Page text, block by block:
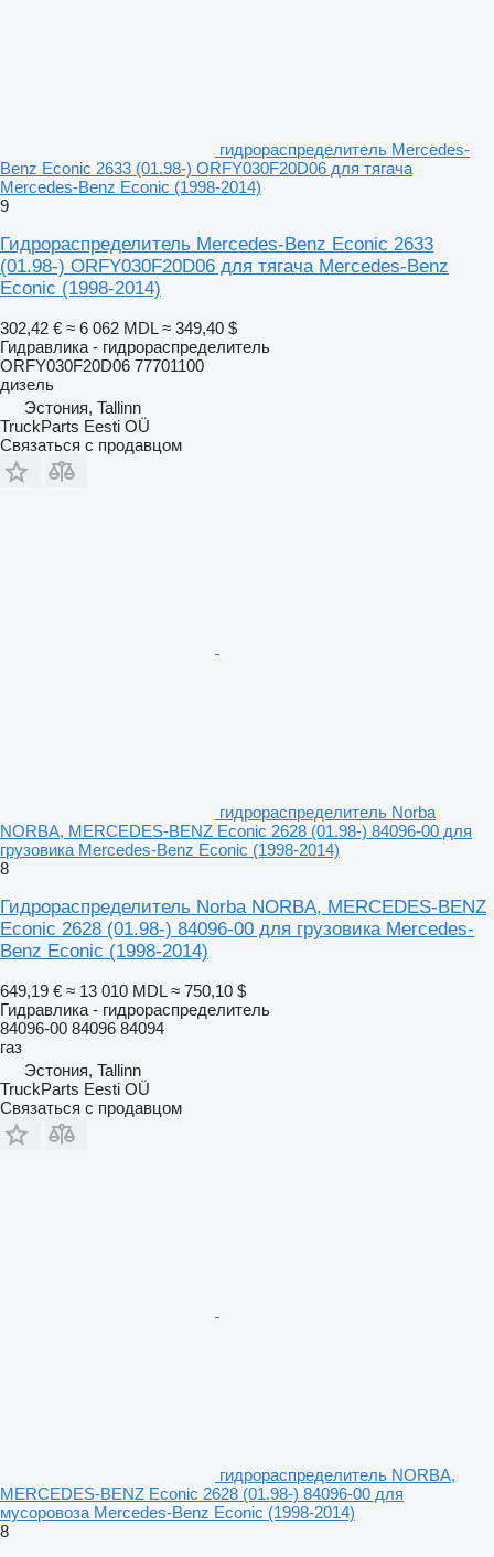
гидрораспределитель Mercedes-
Benz Econic 2633 (01.98-) ORFY030F20D06 для тягача
Mercedes-Benz Econic (1998-2014)
9
Гидрораспределитель Mercedes-Benz Econic 2633
(01.98-) ORFY030F20D06 для тягача Mercedes-Benz
Econic (1998-2014)
302,42 € ≈ 6 062 MDL ≈ 349,40 $
Гидравлика - гидрораспределитель
ORFY030F20D06 77701100
дизель
Эстония, Tallinn
TruckParts Eesti OÜ
Связаться с продавцом
гидрораспределитель Norba
NORBA, MERCEDES-BENZ Econic 2628 (01.98-) 84096-00 для
грузовика Mercedes-Benz Econic (1998-2014)
8
Гидрораспределитель Norba NORBA, MERCEDES-BENZ
Econic 2628 (01.98-) 84096-00 для грузовика Mercedes-
Benz Econic (1998-2014)
649,19 € ≈ 13 010 MDL ≈ 750,10 $
Гидравлика - гидрораспределитель
84096-00 84096 84094
газ
Эстония, Tallinn
TruckParts Eesti OÜ
Связаться с продавцом
гидрораспределитель NORBA,
MERCEDES-BENZ Econic 2628 (01.98-) 84096-00 для
мусоровоза Mercedes-Benz Econic (1998-2014)
8